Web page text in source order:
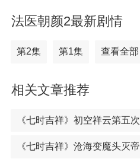
法医朝颜2最新剧情
第2集 第1集 查看全部
相关文章推荐
《七时吉祥》初空祥云第五
《七时吉祥》沧海变魔头灭